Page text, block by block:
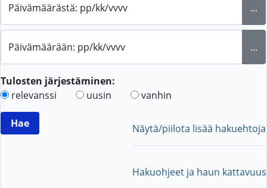
Päivämäärästä: pp/kk/vvvv ...
Päivämäärään: pp/kk/vvvv ...
Tulosten järjestäminen:
relevanssi
uusin vanhin
Näytä/piilota lisää hakuehtoja
Hakuohjeet ja haun kattavuus